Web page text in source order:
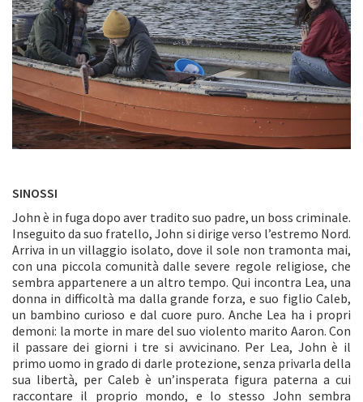
SINOSSI
John è in fuga dopo aver tradito suo padre, un boss criminale.
Inseguito da suo fratello, John si dirige verso l’estremo Nord.
Arriva in un villaggio isolato, dove il sole non tramonta mai,
con una piccola comunità dalle severe regole religiose, che
sembra appartenere a un altro tempo. Qui incontra Lea, una
donna in difficoltà ma dalla grande forza, e suo figlio Caleb,
un bambino curioso e dal cuore puro. Anche Lea ha i propri
demoni: la morte in mare del suo violento marito Aaron. Con
il passare dei giorni i tre si avvicinano. Per Lea, John è il
primo uomo in grado di darle protezione, senza privarla della
sua libertà, per Caleb è un’insperata figura paterna a cui
raccontare il proprio mondo, e lo stesso John sembra